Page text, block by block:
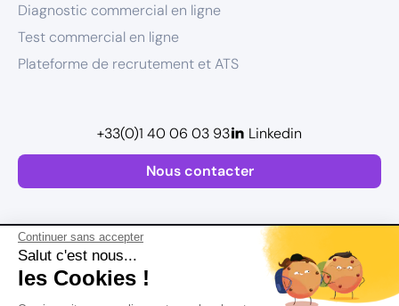
Continuer sans accepter
Salut c'est nous...
les Cookies !
Diagnostic commercial en ligne
Test commercial en ligne
Plateforme de recrutement et ATS
Nous contacter
+33(0)1 40 06 03 93 Linkedin